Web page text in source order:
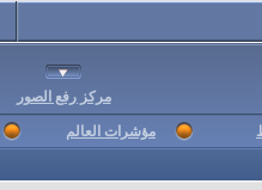
مركز رفع الصور
مؤشرات العالم